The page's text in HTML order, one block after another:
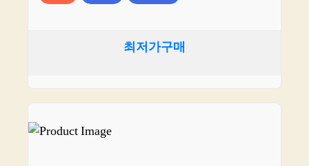
최저가구매